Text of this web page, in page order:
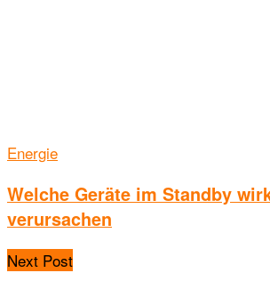
Energie
Welche Geräte im Standby
verursachen
Next Post